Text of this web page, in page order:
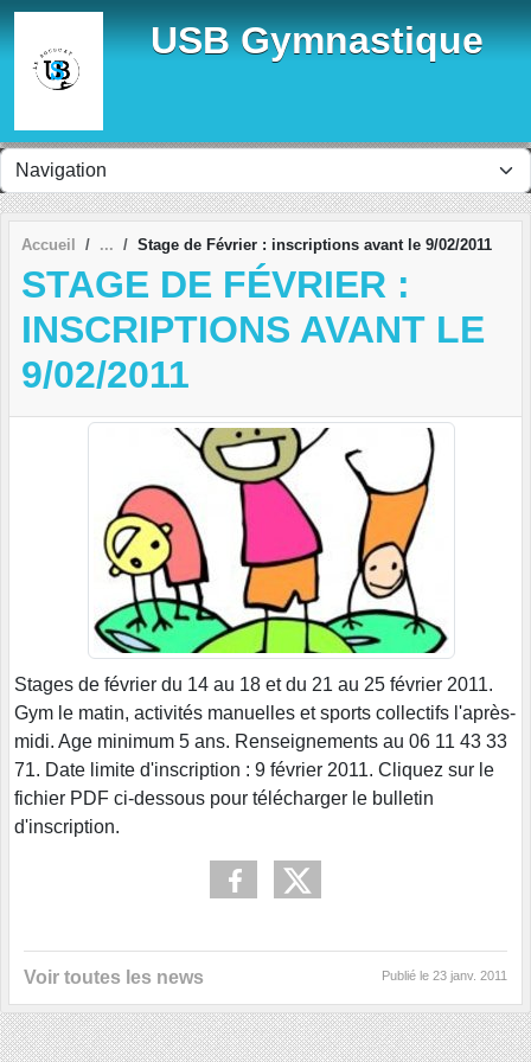
USB Gymnastique
Accueil Stage de Février : inscriptions avant le 9/02/2011
STAGE DE FÉVRIER :
INSCRIPTIONS AVANT LE
9/02/2011
Stages de février du 14 au 18 et du 21 au 25 février 2011.
Gym le matin, activités manuelles et sports collectifs l'après-
midi. Age minimum 5 ans. Renseignements au 06 11 43 33
71. Date limite d'inscription : 9 février 2011. Cliquez sur le
fichier PDF ci-dessous pour télécharger le bulletin
d'inscription.
Voir toutes les news Publié le 23 janv. 2011
Panneau de gestion des cookies